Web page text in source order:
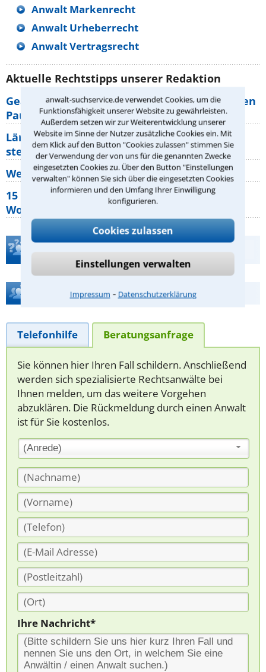
anwalt-suchservice.de verwendet Cookies, um die
Funktionsfähigkeit unserer Website zu gewährleisten.
Außerdem setzen wir zur Weiterentwicklung unserer
Website im Sinne der Nutzer zusätzliche Cookies ein. Mit
dem Klick auf den Button "Cookies zulassen" stimmen Sie
der Verwendung der von uns für die genannten Zwecke
eingesetzten Cookies zu. Über den Button "Einstellungen
verwalten" können Sie sich über die eingesetzten Cookies
informieren und den Umfang Ihrer Einwilligung
konfigurieren.
Cookies zulassen
Einstellungen verwalten
Impressum ⁃ Datenschutzerklärung
Anwalt Markenrecht
Anwalt Urheberrecht
Anwalt Vertragsrecht
Aktuelle Rechtstipps unserer Redaktion
Geänderte Abflugzeiten: Welche Rechte haben
Pauschalurlauber?
Lärm von den Nachbarn: Welche Rechte
stehen mir zu?
Wer muss Zweitwohnungssteuer zahlen?
15 elementare Rechte, die jeder
Wohnungseigentümer kennen sollte
Hilfe bei Ihrer Anwaltsuche?
Telefonhilfe Beratungsanfrage
Sie können hier Ihren Fall schildern. Anschließend
werden sich spezialisierte Rechtsanwälte bei
Ihnen melden, um das weitere Vorgehen
abzuklären. Die Rückmeldung durch einen Anwalt
ist für Sie kostenlos.
(Anrede)
Ihre Nachricht*